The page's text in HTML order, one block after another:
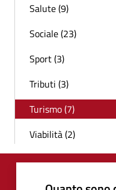
Salute (9)
Sociale (23)
Sport (3)
Tributi (3)
Turismo (7)
Viabilità (2)